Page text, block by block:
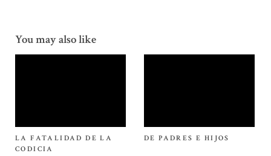
You may also like
LA FATALIDAD DE LA
CODICIA
DE PADRES E HIJOS